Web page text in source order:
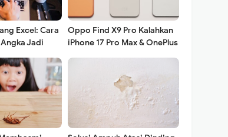
Excel: Cara
Jadi
Oppo Find X9 Pro Kalahkan
iPhone 17 Pro Max & OnePlus